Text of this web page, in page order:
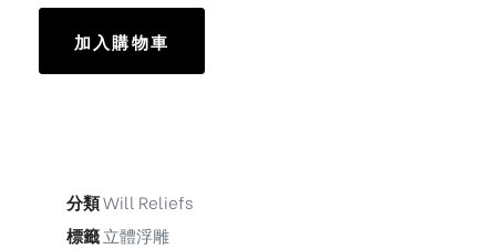
加入購物車
分類Will Reliefs
標籤立體浮雕